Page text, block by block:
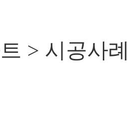
> 시공사례